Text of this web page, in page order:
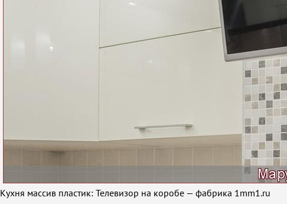
Кухня массив пластик: Телевизор на коробе — фабрика 1mm1.ru